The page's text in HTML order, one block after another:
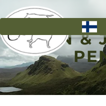
Hyppää
BEN &